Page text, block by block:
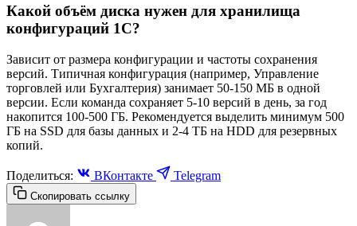
Какой объём диска нужен для хранилища
конфигураций 1С?
Зависит от размера конфигурации и частоты сохранения
версий. Типичная конфигурация (например, Управление
торговлей или Бухгалтерия) занимает 50-150 МБ в одной
версии. Если команда сохраняет 5-10 версий в день, за год
накопится 100-500 ГБ. Рекомендуется выделить минимум 500
ГБ на SSD для базы данных и 2-4 ТБ на HDD для резервных
копий.
Поделиться: ВКонтакте Telegram
Скопировать ссылку